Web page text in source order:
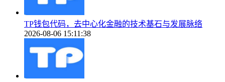
TP钱包代码，去中心化金融的技术基石与发展脉络
2026-08-06 15:11:38